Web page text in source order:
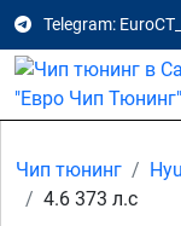
Telegram:
Чип тюнинг
4.6 373 л.с